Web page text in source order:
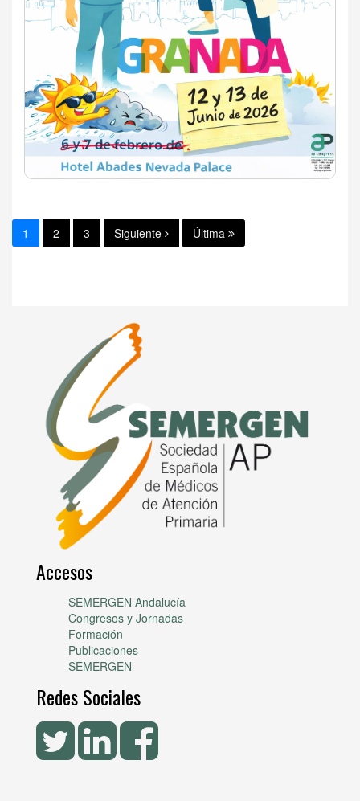
1 2 3 Siguiente Última
Accesos
SEMERGEN Andalucía
Congresos y Jornadas
Formación
Publicaciones
SEMERGEN
Redes Sociales